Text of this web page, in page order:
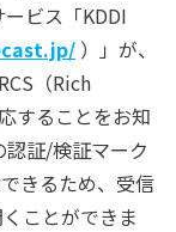
ビス「KDDI
）」が、
（Rich
することをお知
認証/検証マーク
きるため、受信
ことができま